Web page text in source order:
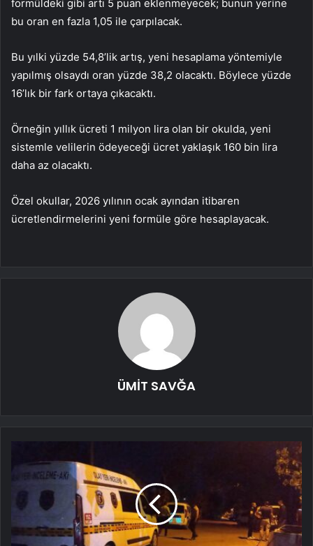
formüldeki gibi artı 5 puan eklenmeyecek; bunun yerine
bu oran en fazla 1,05 ile çarpılacak.
Bu yılki yüzde 54,8’lik artış, yeni hesaplama yöntemiyle
yapılmış olsaydı oran yüzde 38,2 olacaktı. Böylece yüzde
16’lık bir fark ortaya çıkacaktı.
Örneğin yıllık ücreti 1 milyon lira olan bir okulda, yeni
sistemle velilerin ödeyeceği ücret yaklaşık 160 bin lira
daha az olacaktı.
Özel okullar, 2026 yılının ocak ayından itibaren
ücretlendirmelerini yeni formüle göre hesaplayacak.
ÜMİT SAVĞA